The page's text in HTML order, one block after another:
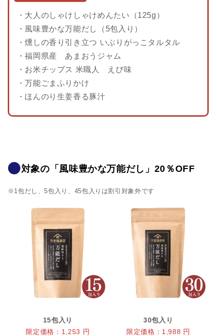
・大人のしゃけしゃけめんたい（125g）
・風味豊かな万能だし（5包入り）
・燻しの香り引き立つ いぶりがっこタルタル
・福岡県産 あまおうジャム
・お米チップス 米職人 えび味
・万能ごまふりかけ
・ほんのり生姜香る豚汁
対象の「風味豊かな万能だし」20％OFF
※1包だし、5包入り、45包入りは割引対象外です
15包入り
限定価格：1,253 円
30包入り
限定価格：1,988 円